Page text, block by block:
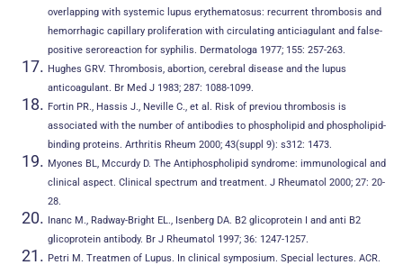
overlapping with systemic lupus erythematosus: recurrent thrombosis and
hemorrhagic capillary proliferation with circulating anticiagulant and false-
positive seroreaction for syphilis. Dermatologa 1977; 155: 257-263.
Hughes GRV. Thrombosis, abortion, cerebral disease and the lupus
anticoagulant. Br Med J 1983; 287: 1088-1099.
Fortin PR., Hassis J., Neville C., et al. Risk of previou thrombosis is
associated with the number of antibodies to phospholipid and phospholipid-
binding proteins. Arthritis Rheum 2000; 43(suppl 9): s312: 1473.
Myones BL, Mccurdy D. The Antiphospholipid syndrome: immunological and
clinical aspect. Clinical spectrum and treatment. J Rheumatol 2000; 27: 20-
28.
Inanc M., Radway-Bright EL., Isenberg DA. B2 glicoprotein I and anti B2
glicoprotein antibody. Br J Rheumatol 1997; 36: 1247-1257.
Petri M. Treatmen of Lupus. In clinical symposium. Special lectures. ACR.